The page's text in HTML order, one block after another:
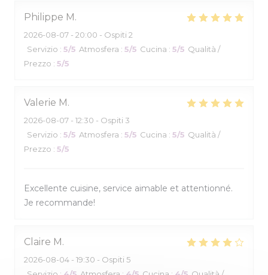
Philippe M
2026-08-07 - 20:00 - Ospiti 2
Servizio : 5/5 Atmosfera : 5/5 Cucina : 5/5 Qualità /
Prezzo : 5/5
Valerie M
2026-08-07 - 12:30 - Ospiti 3
Servizio : 5/5 Atmosfera : 5/5 Cucina : 5/5 Qualità /
Prezzo : 5/5
Excellente cuisine, service aimable et attentionné.
Je recommande!
Claire M
2026-08-04 - 19:30 - Ospiti 5